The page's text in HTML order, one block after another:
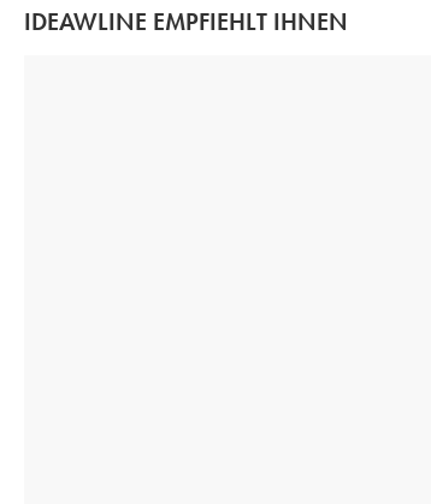
IDEAWLINE EMPFIEHLT IHNEN